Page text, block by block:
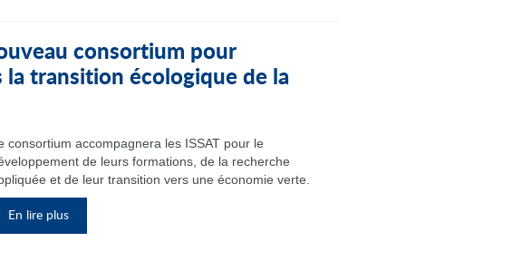
consortium pour
la transition écologique de la
consortium accompagnera les ISSAT pour le
de leurs formations, de la recherche
et de leur transition vers une économie verte.
En lire plus